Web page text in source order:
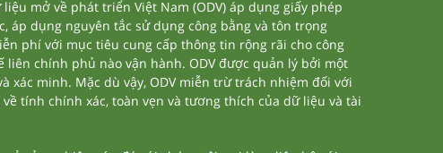
mở về phát triển Việt Nam (ODV) áp dụng giấy phép
áp dụng nguyên tắc sử dụng công bằng và tôn trọng
phí với mục tiêu cung cấp thông tin rộng rãi cho công
chính phủ nào vận hành. ODV được quản lý bởi một
minh. Mặc dù vậy, ODV miễn trừ trách nhiệm đối với
tính chính xác, toàn vẹn và tương thích của dữ liệu và tài